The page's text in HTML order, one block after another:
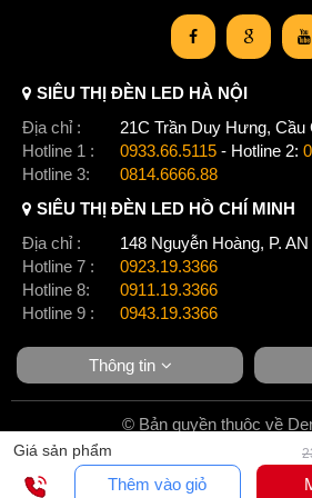
nâng cao chất lượng cuộc sống của
Thiết bị máy diệt khuẩn này mang đến
cực cho sức khỏe của chúng ta, rất có
con trẻ và người lớn tuổi khi thời tiết
nhiều loại vi khuẩn mới sẽ xuất hiện,
khuẩn sẽ tiêu diệt các mầm mống
khỏe của gia đình bạn.
Giá sản phẩm
Thêm vào giỏ
SIÊU THỊ ĐÈN LED HÀ NỘI
Địa chỉ :
21C Trần Duy Hưng, Cầu
Hotline 1 :
0933.66.5115 - Hotline 2:
Hotline 3:
0814.6666.88
SIÊU THỊ ĐÈN LED HỒ CHÍ MINH
Địa chỉ :
148 Nguyễn Hoàng, P.
Hotline 7 :
0923.19.3366
Hotline 8:
0911.19.3366
Hotline 9 :
0943.19.3366
Thông tin
© Bản quyền thuộc về